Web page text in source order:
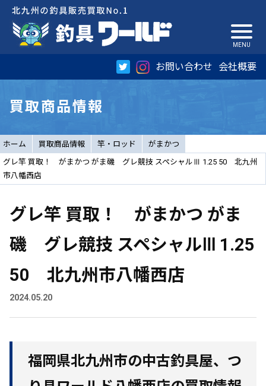
お問い合わせ 会社概要
買取商品情報
ホーム 買取商品情報 竿・ロッド
がまかつ
グレ竿 買取！ がまかつ がま磯 グレ競技 スペシャルⅢ 1.25 50 北九州
市八幡西店
グレ竿 買取！ がまかつ がま
磯 グレ競技 スペシャルⅢ 1.25
50 北九州市八幡西店
2024.05.20
福岡県北九州市の中古釣具屋、つ